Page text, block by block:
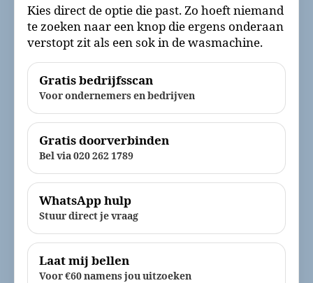
Kies direct de optie die past. Zo hoeft niemand
te zoeken naar een knop die ergens onderaan
verstopt zit als een sok in de wasmachine.
Gratis bedrijfsscan
Voor ondernemers en bedrijven
Gratis doorverbinden
Bel via 020 262 1789
WhatsApp hulp
Stuur direct je vraag
Laat mij bellen
Voor €60 namens jou uitzoeken